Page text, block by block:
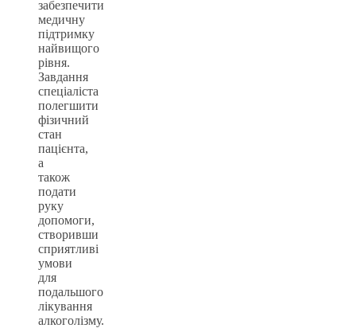
забезпечити
медичну
підтримку
найвищого
рівня.
Завдання
спеціаліста
полегшити
фізичний
стан
пацієнта,
а
також
подати
руку
допомоги,
створивши
сприятливі
умови
для
подальшого
лікування
алкоголізму.